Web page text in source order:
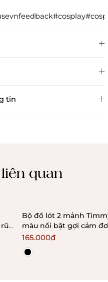
tin
quan
Bộ đồ lót 2 mảnh Timmy Set phối
màu nổi bật gợi cảm
quyến rũ
165.000₫